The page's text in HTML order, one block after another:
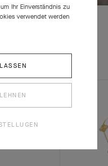
KREATIONEN
Ihr Einverständnis zu
verwendet werden